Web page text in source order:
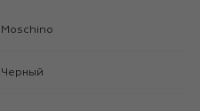
Moschino
Черный